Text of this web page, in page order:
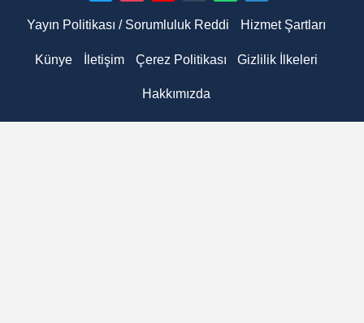
Yayın Politikası / Sorumluluk Reddi Hizmet Şartları
Künye İletişim Çerez Politikası Gizlilik İlkeleri
Hakkımızda